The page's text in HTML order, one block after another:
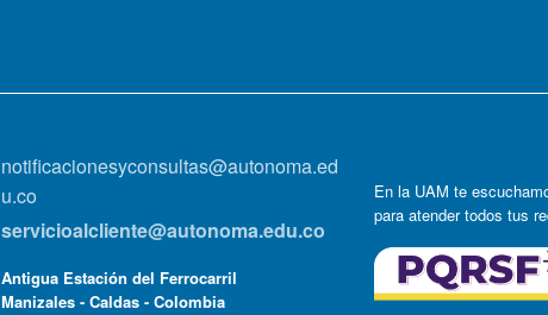
notificacionesyconsultas@autonoma.ed
u.co
servicioalcliente@autonoma.edu.co
Antigua Estación del Ferrocarril
Manizales - Caldas - Colombia
En la UAM te
para atender todos tus